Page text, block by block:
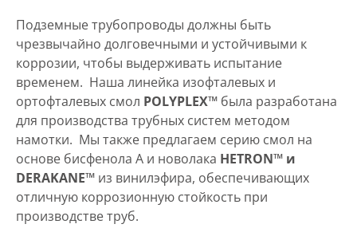
Подземные трубопроводы должны быть
чрезвычайно долговечными и устойчивыми к
коррозии, чтобы выдерживать испытание
временем. Наша линейка изофталевых и
ортофталевых смол POLYPLEX™ была разработана
для производства трубных систем методом
намотки. Мы также предлагаем серию смол на
основе бисфенола А и новолака HETRON™ и
DERAKANE™ из винилэфира, обеспечивающих
отличную коррозионную стойкость при
производстве труб.